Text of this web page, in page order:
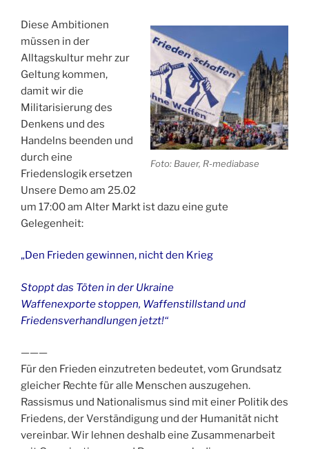
Foto: Bauer, R-mediabase
Diese Ambitionen
müssen in der
Alltagskultur mehr zur
Geltung kommen,
damit wir die
Militarisierung des
Denkens und des
Handelns beenden und
durch eine
Friedenslogik ersetzen
Unsere Demo am 25.02
um 17:00 am Alter Markt ist dazu eine gute
Gelegenheit:
„Den Frieden gewinnen, nicht den Krieg
Stoppt das Töten in der Ukraine
Waffenexporte stoppen, Waffenstillstand und
Friedensverhandlungen jetzt!“
———
Für den Frieden einzutreten bedeutet, vom Grundsatz
gleicher Rechte für alle Menschen auszugehen.
Rassismus und Nationalismus sind mit einer Politik des
Friedens, der Verständigung und der Humanität nicht
vereinbar. Wir lehnen deshalb eine Zusammenarbeit